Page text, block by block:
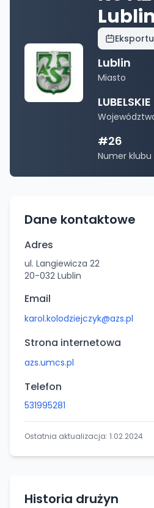
Lublin
Lublin
Miasto
LUBELSKIE
#26
Numer klubu
Dane kontaktowe
Adres
ul. Langiewicza 22
20-032 Lublin
Email
karol.kolodziejczyk@azs.pl
Strona internetowa
azs.umcs.pl
Telefon
531995281
Ostatnia aktualizacja: 1.02.2024
Historia drużyn